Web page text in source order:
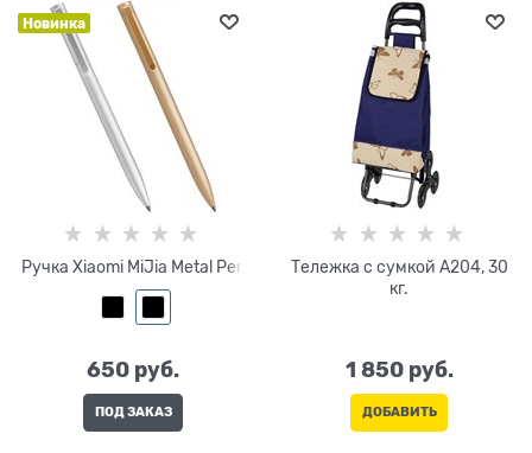
Новинка
Ручка Xiaomi MiJia Metal Pen
650 руб.
ПОД ЗАКАЗ
Тележка с сумкой A204, 30
кг.
1 850 руб.
ДОБАВИТЬ